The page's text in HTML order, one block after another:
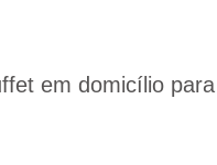
em domicílio para